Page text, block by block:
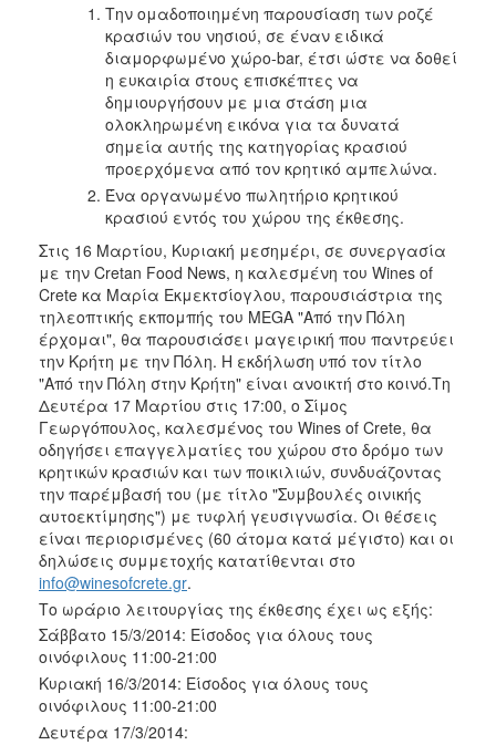
ΑΝΘΕΚΤΙΚΗ
Την ομαδοποιημένη παρουσίαση των ροζέ
κρασιών του νησιού, σε έναν ειδικά
διαμορφωμένο χώρο-bar, έτσι ώστε να δοθεί
η ευκαιρία στους επισκέπτες να
δημιουργήσουν με μια στάση μια
ολοκληρωμένη εικόνα για τα δυνατά
σημεία αυτής της κατηγορίας κρασιού
προερχόμενα από τον κρητικό αμπελώνα.
Ένα οργανωμένο πωλητήριο κρητικού
κρασιού εντός του χώρου της έκθεσης.
Στις 16 Μαρτίου, Κυριακή μεσημέρι, σε συνεργασία
με την Cretan Food News, η καλεσμένη του Wines of
Crete κα Μαρία Εκμεκτσίογλου, παρουσιάστρια της
τηλεοπτικής εκπομπής του MEGA "Από την Πόλη
έρχομαι", θα παρουσιάσει μαγειρική που παντρεύει
την Κρήτη με την Πόλη. Η εκδήλωση υπό τον τίτλο
"Από την Πόλη στην Κρήτη" είναι ανοικτή στο κοινό.Τη
Δευτέρα 17 Μαρτίου στις 17:00, ο Σίμος
Γεωργόπουλος, καλεσμένος του Wines of Crete, θα
οδηγήσει επαγγελματίες του χώρου στο δρόμο των
κρητικών κρασιών και των ποικιλιών, συνδυάζοντας
την παρέμβασή του (με τίτλο "Συμβουλές οινικής
αυτοεκτίμησης") με τυφλή γευσιγνωσία. Οι θέσεις
είναι περιορισμένες (60 άτομα κατά μέγιστο) και οι
δηλώσεις συμμετοχής κατατίθενται στο
info@winesofcrete.gr.
Το ωράριο λειτουργίας της έκθεσης έχει ως εξής:
Σάββατο 15/3/2014: Είσοδος για όλους τους
οινόφιλους 11:00-21:00
Κυριακή 16/3/2014: Είσοδος για όλους τους
οινόφιλους 11:00-21:00
Δευτέρα 17/3/2014: